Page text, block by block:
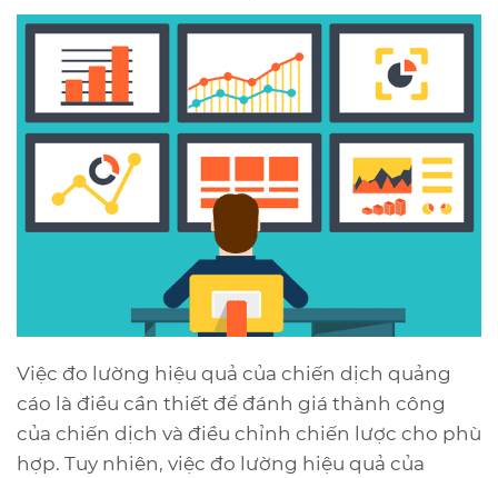
Việc đo lường hiệu quả của chiến dịch quảng
cáo là điều cần thiết để đánh giá thành công
của chiến dịch và điều chỉnh chiến lược cho phù
hợp. Tuy nhiên, việc đo lường hiệu quả của